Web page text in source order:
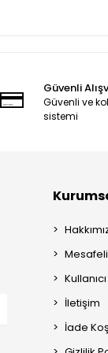
Güvenli
Güvenli ve
sistemi
İletişim
İade